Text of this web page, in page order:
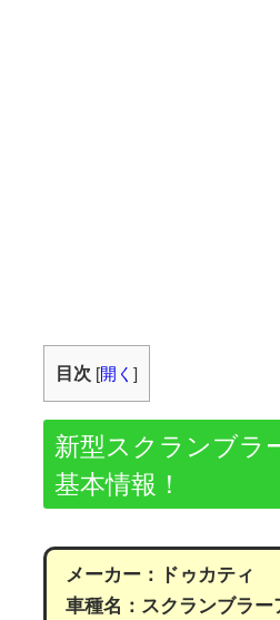
目次 [開く ]
新型スクランブラ
基本情報！
メーカー：ドゥカティ
車種名：スクランブラー